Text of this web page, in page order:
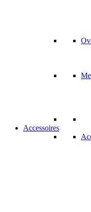
Accessoires